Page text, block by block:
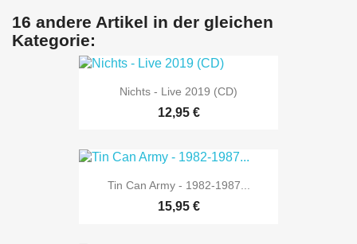
16 andere Artikel in der gleichen
Kategorie:
Nichts - Live 2019 (CD)
12,95 €
Tin Can Army - 1982-1987...
15,95 €